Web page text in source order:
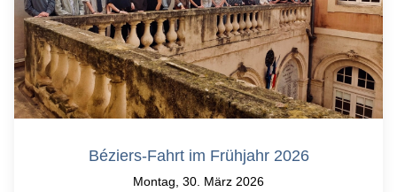
Béziers-Fahrt im Frühjahr 2026
Montag, 30. März 2026